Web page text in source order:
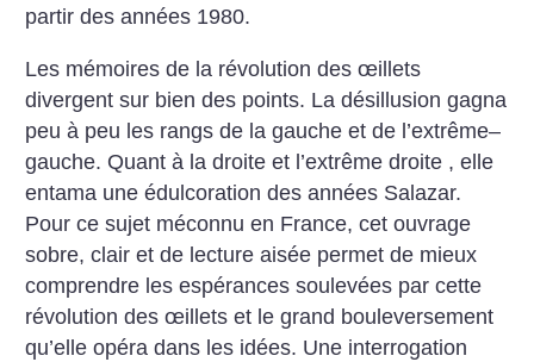
partir des années 1980.
Les mémoires de la révolution des œillets
divergent sur bien des points. La désillusion gagna
peu à peu les rangs de la gauche et de l’extrême–
gauche. Quant à la droite et l’extrême droite , elle
entama une édulcoration des années Salazar.
Pour ce sujet méconnu en ­France, cet ouvrage
sobre, clair et de lecture aisée permet de mieux
comprendre les espérances soulevées par cette
révolution des œillets et le grand bouleversement
qu’elle opéra dans les idées. Une interrogation